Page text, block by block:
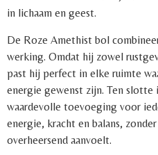
in lichaam en geest.
De Roze Amethist bol
werking. Omdat hij zowel
past hij perfect in elke ruimte
energie gewenst zijn. Ten slotte
waardevolle toevoeging voor
energie, kracht en balans,
overheersend aanvoelt.